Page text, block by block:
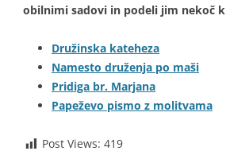
obilnimi sadovi in podeli jim nekoč
Družinska kateheza
Namesto druženja po maši
Pridiga br. Marjana
Papeževo pismo z molitvama
Post Views: 419